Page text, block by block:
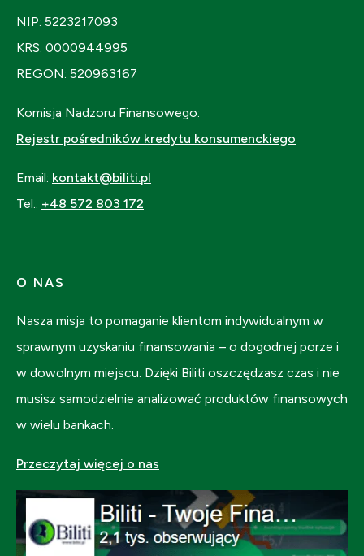
NIP: 5223217093
KRS: 0000944995
REGON: 520963167
Komisja Nadzoru Finansowego:
Rejestr pośredników kredytu konsumenckiego
Email: kontakt@biliti.pl
Tel.: +48 572 803 172
O NAS
Nasza misja to pomaganie klientom indywidualnym w
sprawnym uzyskaniu finansowania – o dogodnej porze i
w dowolnym miejscu. Dzięki Biliti oszczędzasz czas i nie
musisz samodzielnie analizować produktów finansowych
w wielu bankach.
Przeczytaj więcej o nas